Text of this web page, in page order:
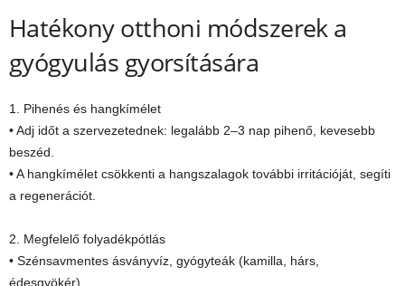
Hatékony otthoni módszerek a
gyógyulás gyorsítására
1. Pihenés és hangkímélet
• Adj időt a szervezetednek: legalább 2–3 nap pihenő, kevesebb
beszéd.
• A hangkímélet csökkenti a hangszalagok további irritációját, segíti
a regenerációt.
2. Megfelelő folyadékpótlás
• Szénsavmentes ásványvíz, gyógyteák (kamilla, hárs,
édesgyökér).